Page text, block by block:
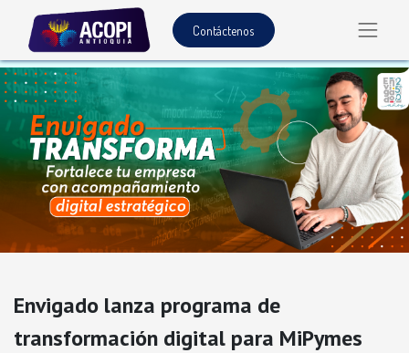
Contáctenos
Envigado lanza programa de
transformación digital para MiPymes